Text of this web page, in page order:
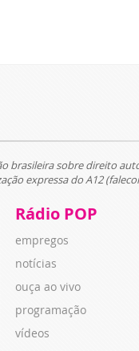
brasileira sobre direito
expressa do A12
Rádio POP
empregos
notícias
ouça ao vivo
programação
vídeos